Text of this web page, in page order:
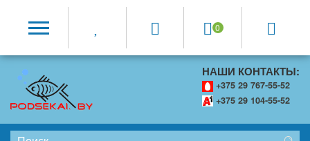
0
НАШИ КОНТАКТЫ:
+375 29 767-55-52
+375 29 104-55-52